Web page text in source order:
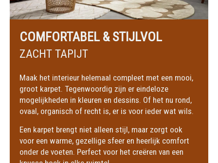
COMFORTABEL & STIJLVOL
ZACHT TAPIJT
Maak het interieur helemaal compleet met een mooi,
groot karpet. Tegenwoordig zijn er eindeloze
mogelijkheden in kleuren en dessins. Of het nu rond,
ovaal, organisch of recht is, er is voor ieder wat wils.
Een karpet brengt niet alleen stijl, maar zorgt ook
voor een warme, gezellige sfeer en heerlijk comfort
onder de voeten. Perfect voor het creëren van een